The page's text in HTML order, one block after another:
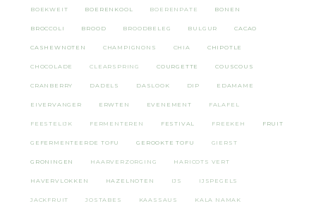
BOEKWEIT BOERENKOOL BOERENPATE BONEN
BROCCOLI BROOD BROODBELEG BULGUR CACAO
CASHEWNOTEN CHAMPIGNONS CHIA CHIPOTLE
CHOCOLADE CLEARSPRING COURGETTE COUSCOUS
CRANBERRY DADELS DASLOOK DIP EDAMAME
EIVERVANGER ERWTEN EVENEMENT FALAFEL
FEESTELIJK FERMENTEREN FESTIVAL FREEKEH FRUIT
GEFERMENTEERDE TOFU GEROOKTE TOFU GIERST
GRONINGEN HAARVERZORGING HARICOTS VERT
HAVERVLOKKEN HAZELNOTEN IJS IJSPEGELS
JACKFRUIT JOSTABES KAASSAUS KALA NAMAK